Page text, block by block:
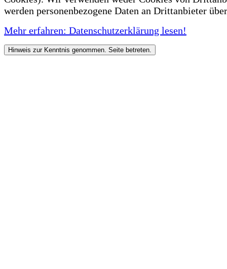
werden personenbezogene Daten an Drittanbieter
Mehr erfahren: Datenschutzerklärung lesen!
Hinweis zur Kenntnis genommen. Seite betreten.